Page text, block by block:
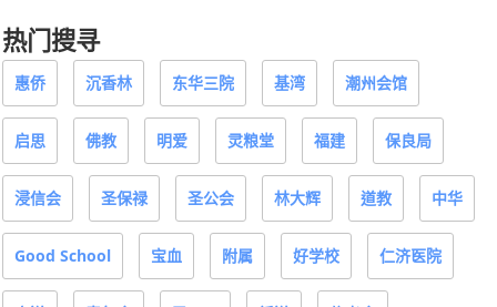
热门搜寻
惠侨 沉香林 东华三院 基湾 潮州会馆
启思 佛教 明爱 灵粮堂 福建 保良局
浸信会 圣保禄 圣公会 林大辉 道教 中华
Good School 宝血 附属 好学校 仁济医院